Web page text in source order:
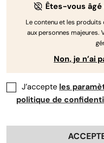
The
Articles Cannabis
Bienvenue dans le lieu
rencontre la culture du
perfectionner tous les
cannabis et vous
Êtes-vous âgé
Le contenu et les
aux personnes majeures.
Non, je n’ai
J’accepte les
politique de